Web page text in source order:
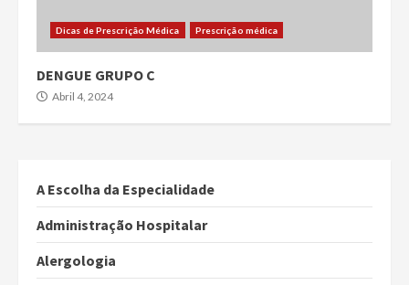
Dicas de Prescrição Médica Prescrição médica
DENGUE GRUPO C
Abril 4, 2024
A Escolha da Especialidade
Administração Hospitalar
Alergologia